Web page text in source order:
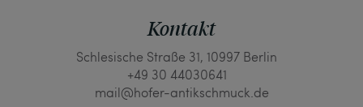
Kontakt
Schlesische Straße 31, 10997 Berlin
+49 30 44030641
mail@hofer-antikschmuck.de